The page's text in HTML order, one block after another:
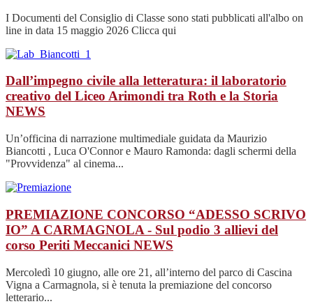
I Documenti del Consiglio di Classe sono stati pubblicati all'albo on
line in data 15 maggio 2026 Clicca qui
Dall’impegno civile alla letteratura: il laboratorio
creativo del Liceo Arimondi tra Roth e la Storia
NEWS
Un’officina di narrazione multimediale guidata da Maurizio
Biancotti , Luca O'Connor e Mauro Ramonda: dagli schermi della
"Provvidenza" al cinema...
PREMIAZIONE CONCORSO “ADESSO SCRIVO
IO” A CARMAGNOLA - Sul podio 3 allievi del
corso Periti Meccanici NEWS
Mercoledì 10 giugno, alle ore 21, all’interno del parco di Cascina
Vigna a Carmagnola, si è tenuta la premiazione del concorso
letterario...